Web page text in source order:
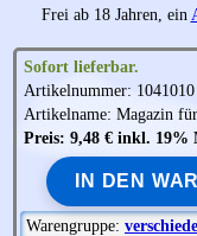
Frei ab 18 Jahren, ein
Sofort lieferbar.
Artikelnummer: 1041010
Artikelname: Magazin
Preis: 9,48 € inkl. 19%
IN DEN
Warengruppe: